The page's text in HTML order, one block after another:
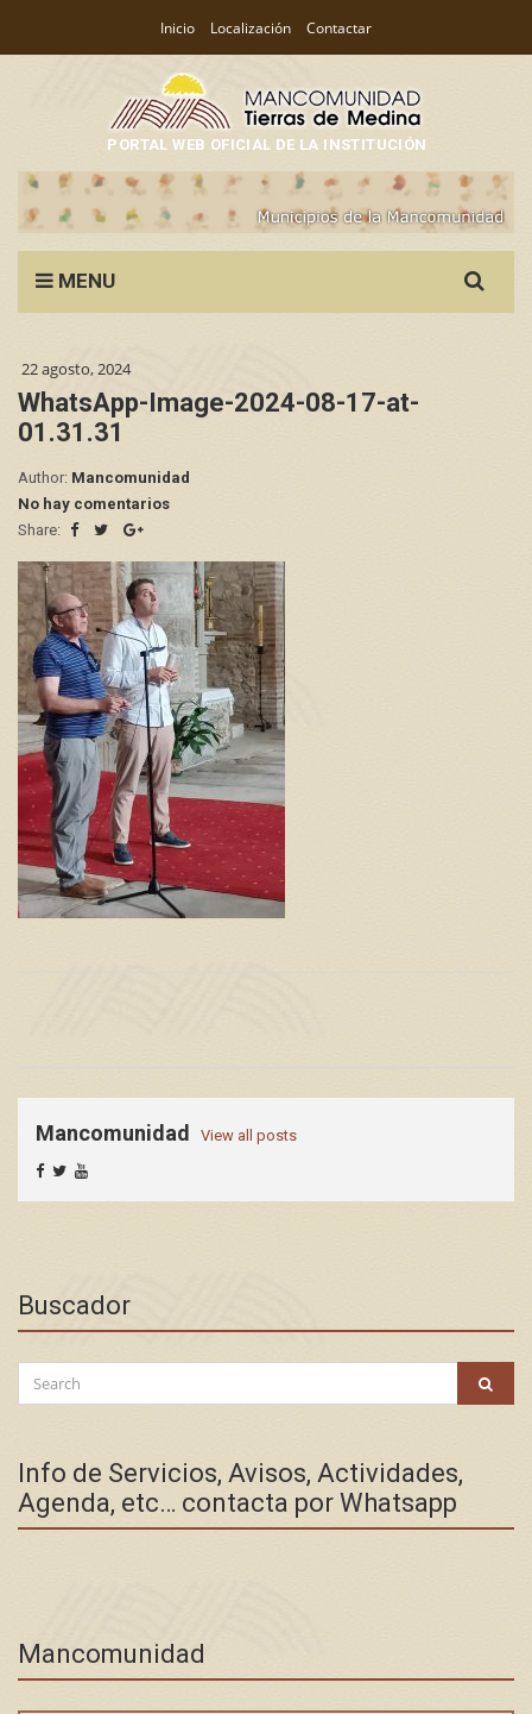
Inicio Localización Contactar
PORTAL WEB OFICIAL DE LA INSTITUCIÓN
MENU
for:
22 agosto, 2024
WhatsApp-Image-2024-08-17-at-
01.31.31
Author: Mancomunidad
No hay comentarios
Share:
Mancomunidad View all posts
Buscador
Search
for:
Info de Servicios, Avisos, Actividades,
Agenda, etc… contacta por Whatsapp
Mancomunidad